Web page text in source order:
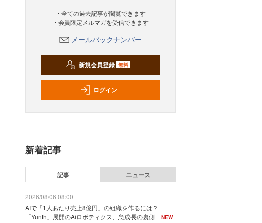
・全ての過去記事が閲覧できます
・会員限定メルマガを受信できます
メールバックナンバー
新規会員登録 無料
ログイン
新着記事
記事 ニュース
2026/08/06 08:00
AIで「1人あたり売上8億円」の組織を作るには？
「Yunth」展開のAiロボティクス、急成長の裏側
NEW